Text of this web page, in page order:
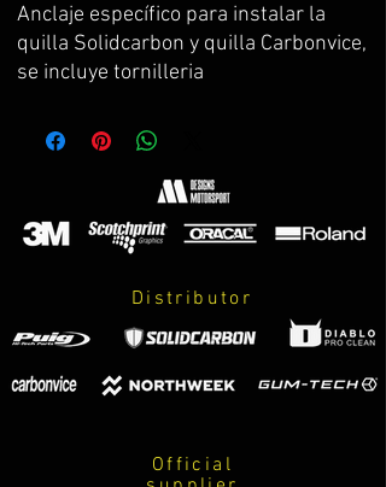
Anclaje específico para instalar la
quilla Solidcarbon y quilla Carbonvice,
se incluye tornilleria
hasta 2025
Distributor
Official